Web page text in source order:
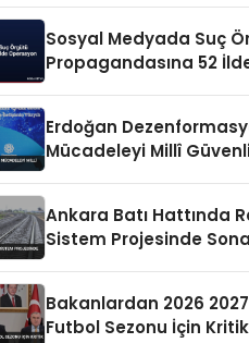
Sosyal Medyada Suç
Propagandasına 52
Erdoğan
Mücadeleyi Millî
Ankara Batı Hattında
Sistem Projesinde Sona
Bakanlardan 2026 2027
Futbol Sezonu İçin Kritik